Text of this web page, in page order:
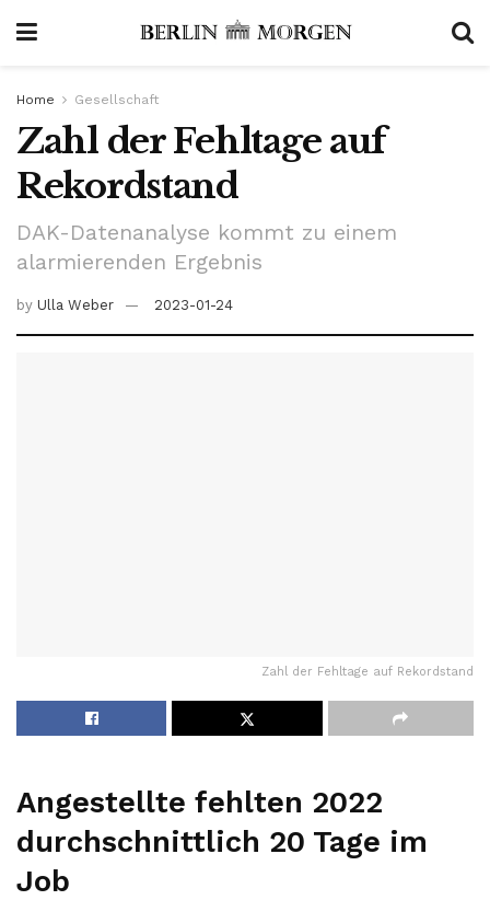
Home Gesellschaft
Zahl der Fehltage auf
Rekordstand
DAK-Datenanalyse kommt zu einem
alarmierenden Ergebnis
by Ulla Weber 2023-01-24
Zahl der Fehltage auf Rekordstand
Angestellte fehlten 2022
durchschnittlich 20 Tage im
Job